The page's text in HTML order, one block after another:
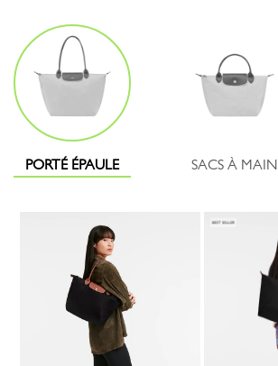
PORTÉ ÉPAULE SACS À MAIN